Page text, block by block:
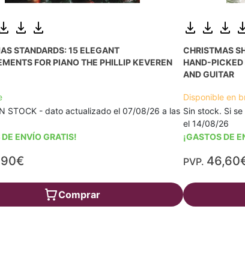
STANDARDS: 15 ELEGANT
FOR PIANO THE PHILLIP KEVEREN
STOCK - dato actualizado el 07/08/26 a las
DE ENVÍO GRATIS!
Comprar
CHRISTMAS
HAND-PICKED
AND GUITAR
Disponible en
Sin stock. Si
el 14/08/26
¡GASTOS DE
PVP.